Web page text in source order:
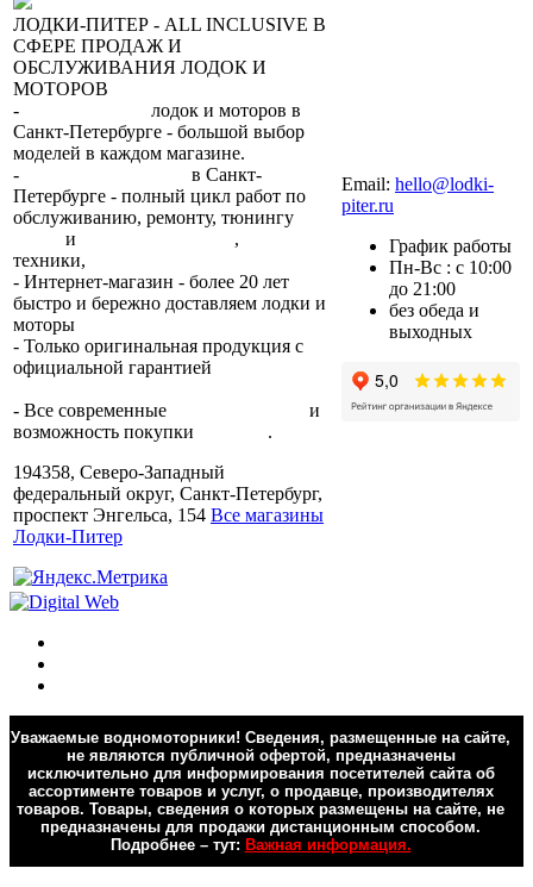
ЛОДКИ-ПИТЕР - ALL INCLUSIVE В
СФЕРЕ ПРОДАЖ И
ОБСЛУЖИВАНИЯ ЛОДОК И
МОТОРОВ
-
лодок и моторов в
Санкт-Петербурге - большой выбор
моделей в каждом магазине.
-
в Санкт-
Петербурге - полный цикл работ по
обслуживанию, ремонту, тюнингу
и ,
техники,
- Интернет-магазин - более 20 лет
быстро и бережно доставляем лодки и
моторы
- Только оригинальная продукция с
официальной гарантией
- Все современные
и
возможность покупки
.
194358, Северо-Западный
федеральный округ, Санкт-Петербург,
проспект Энгельса, 154 Все магазины
Лодки-Питер
Email: hello@lodki-
piter.ru
График работы
Пн-Вс : с 10:00
до 21:00
без обеда и
выходных
Уважаемые водномоторники! Сведения, размещенные на сайте,
не являются публичной офертой, предназначены
исключительно для информирования посетителей сайта об
ассортименте товаров и услуг, о продавце, производителях
товаров. Товары, сведения о которых размещены на сайте, не
предназначены для продажи дистанционным способом.
Подробнее – тут: Важная информация.